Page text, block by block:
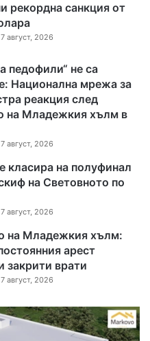
рекордна санкция от
август, 2026
педофили“ не са
Национална мрежа за
реакция след
на Младежкия хълм в
август, 2026
класира на полуфинал
на Световното по
август, 2026
на Младежкия хълм:
арест
закрити врати
август, 2026